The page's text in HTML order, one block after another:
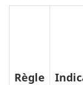
Règle